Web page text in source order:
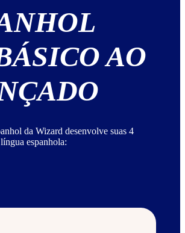
AO
da Wizard desenvolve suas 4
espanhola: